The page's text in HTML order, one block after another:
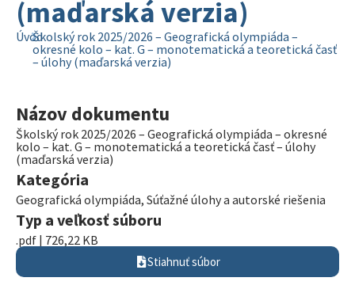
(maďarská verzia)
ÚvodŠkolský rok 2025/2026 – Geografická olympiáda –
okresné kolo – kat. G – monotematická a teoretická časť
– úlohy (maďarská verzia)
Názov dokumentu
Školský rok 2025/2026 – Geografická olympiáda – okresné
kolo – kat. G – monotematická a teoretická časť – úlohy
(maďarská verzia)
Kategória
Geografická olympiáda, Súťažné úlohy a autorské riešenia
Typ a veľkosť súboru
.pdf | 726,22 KB
Stiahnuť súbor